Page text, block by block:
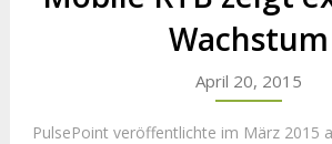
Wachstum
April 20, 2015
PulsePoint veröffentlichte im März 2015